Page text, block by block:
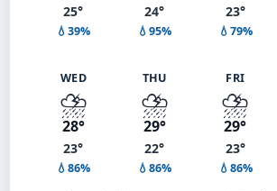
25°
💧39%
24°
💧95%
23°
💧79%
WED
⛈️
28°
23°
💧86%
THU
⛈️
29°
22°
💧86%
FRI
⛈️
29°
23°
💧86%